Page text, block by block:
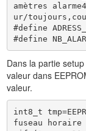
amètres
ur/
#define
#define
Dans la partie
valeur dans
valeur.
int8_t
fuseau horaire